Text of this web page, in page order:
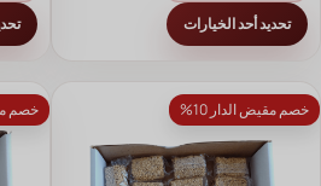
تحديد أحد الخيارات
خصم مقيض الدار 10% خصم